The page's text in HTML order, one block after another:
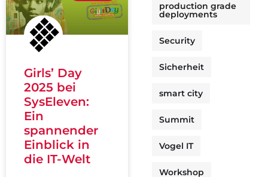
Girls’ Day
2025 bei
SysEleven:
Ein
spannender
Einblick in
die IT-Welt
production grade
deployments
Security
Sicherheit
smart city
Summit
Vogel IT
Workshop